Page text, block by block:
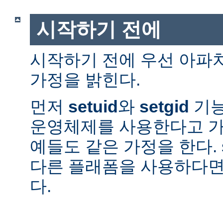
시작하기 전에
시작하기 전에 우선 아파
가정을 밝힌다.
먼저 setuid와 setgid 기
운영체제를 사용한다고
예들도 같은 가정을 한다
다른 플래폼을 사용하다
다.